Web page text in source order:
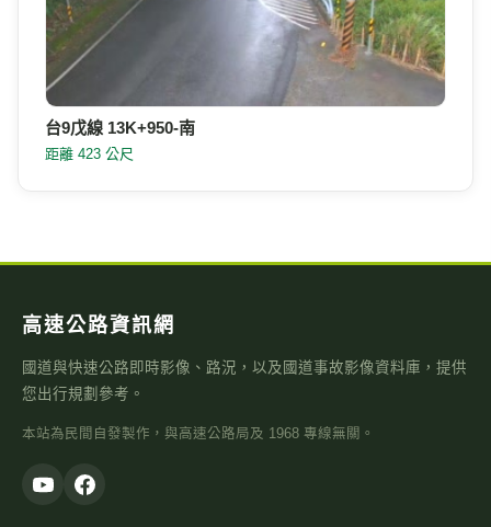
台9戊線 13K+950-南
距離 423 公尺
高速公路資訊網
國道與快速公路即時影像、路況，以及國道事故影像資料庫，提供
您出行規劃參考。
本站為民間自發製作，與高速公路局及 1968 專線無關。